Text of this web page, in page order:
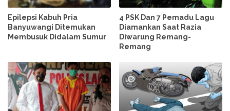
Epilepsi Kabuh Pria
Banyuwangi Ditemukan
Membusuk Didalam Sumur
4 PSK Dan 7 Pemadu Lagu
Diamankan Saat Razia
Diwarung Remang-
Remang